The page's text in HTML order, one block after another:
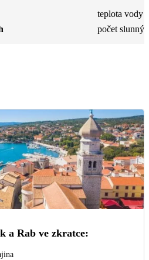
teplota vody
počet
a Rab ve zkratce: